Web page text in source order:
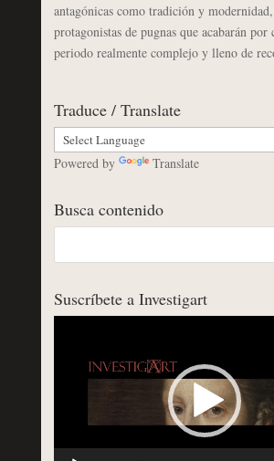
antagónicas como tradición y
protagonistas de pugnas que acabarán
periodo realmente complejo y lleno de
Traduce / Translate
Powered by Translate
Busca contenido
Suscríbete a Investigart